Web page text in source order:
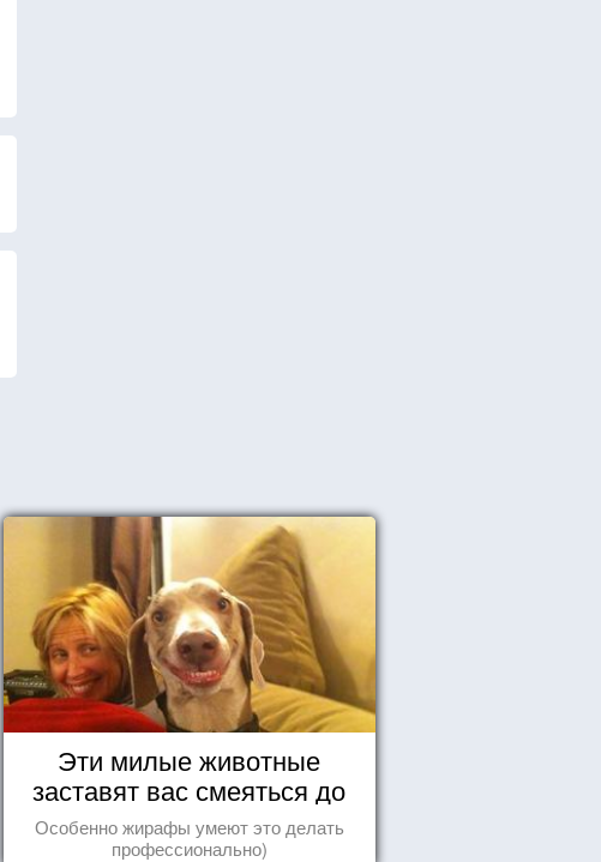
Эти милые животные
заставят вас смеяться до
упаду!
Особенно жирафы умеют это делать
профессионально)